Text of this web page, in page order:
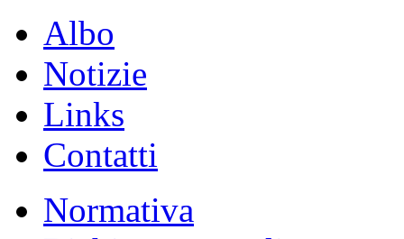
Albo
Notizie
Links
Contatti
Normativa